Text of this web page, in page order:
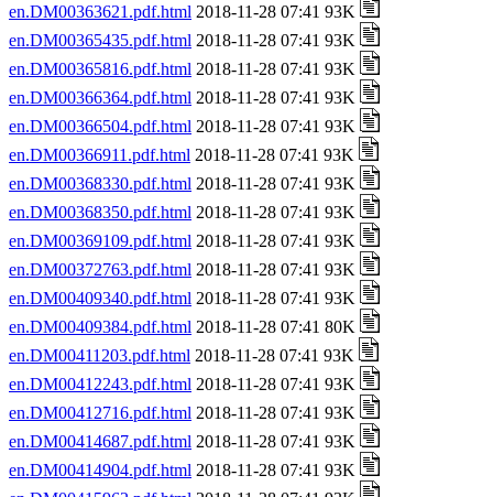
en.DM00363621.pdf.html 2018-11-28 07:41 93K
en.DM00365435.pdf.html 2018-11-28 07:41 93K
en.DM00365816.pdf.html 2018-11-28 07:41 93K
en.DM00366364.pdf.html 2018-11-28 07:41 93K
en.DM00366504.pdf.html 2018-11-28 07:41 93K
en.DM00366911.pdf.html 2018-11-28 07:41 93K
en.DM00368330.pdf.html 2018-11-28 07:41 93K
en.DM00368350.pdf.html 2018-11-28 07:41 93K
en.DM00369109.pdf.html 2018-11-28 07:41 93K
en.DM00372763.pdf.html 2018-11-28 07:41 93K
en.DM00409340.pdf.html 2018-11-28 07:41 93K
en.DM00409384.pdf.html 2018-11-28 07:41 80K
en.DM00411203.pdf.html 2018-11-28 07:41 93K
en.DM00412243.pdf.html 2018-11-28 07:41 93K
en.DM00412716.pdf.html 2018-11-28 07:41 93K
en.DM00414687.pdf.html 2018-11-28 07:41 93K
en.DM00414904.pdf.html 2018-11-28 07:41 93K